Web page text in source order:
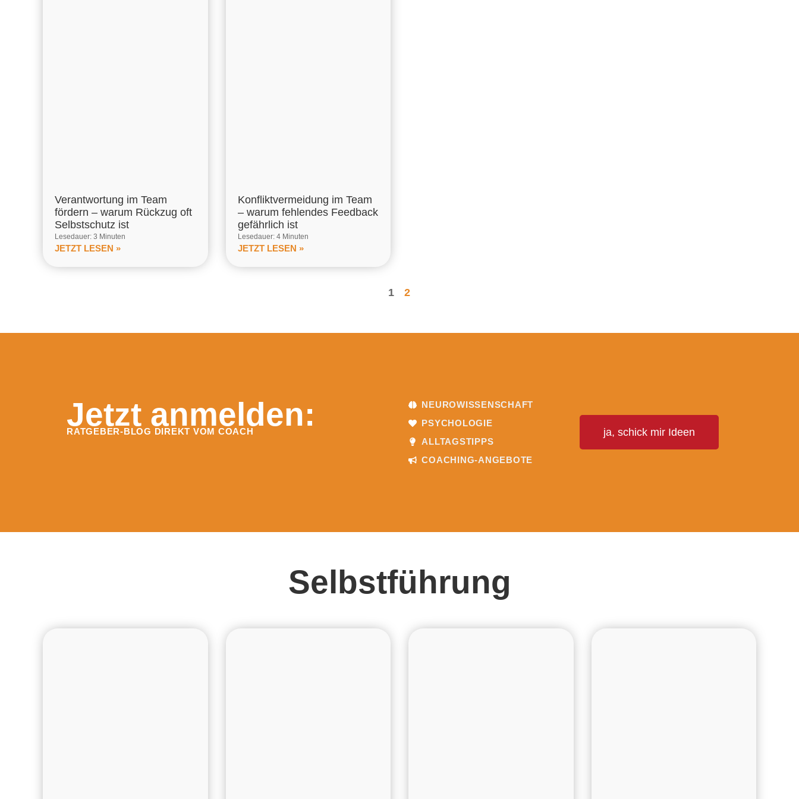
Verantwortung im Team
fördern – warum Rückzug oft
Selbstschutz ist
Lesedauer: 3 Minuten
JETZT LESEN »
Konfliktvermeidung im Team
– warum fehlendes Feedback
gefährlich ist
Lesedauer: 4 Minuten
JETZT LESEN »
1 2
Jetzt anmelden:
RATGEBER-BLOG DIREKT VOM COACH
NEUROWISSENSCHAFT
PSYCHOLOGIE
ALLTAGSTIPPS
COACHING-ANGEBOTE
ja, schick mir Ideen
Selbstführung